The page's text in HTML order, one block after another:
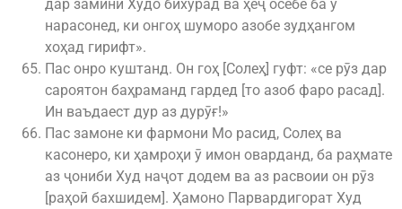
дар замини Худо бихӯрад ва ҳеҷ осебе ба ӯ
нарасонед, ки онгоҳ шуморо азобе зудҳангом
хоҳад гирифт».
Пас онро куштанд. Он гоҳ [Солеҳ] гуфт: «се рӯз дар
сароятон баҳраманд гардед [то азоб фаро расад].
Ин ваъдаест дур аз дурӯғ!»
Пас замоне ки фармони Мо расид, Солеҳ ва
касонеро, ки ҳамроҳи ӯ имон оварданд, ба раҳмате
аз ҷониби Худ наҷот додем ва аз расвоии он рӯз
[раҳоӣ бахшидем]. Ҳамоно Парвардигорат Худ